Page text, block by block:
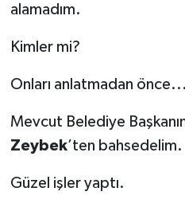
alamadım.
Kimler mi?
Onları anlatmadan önce...
Mevcut Belediye
Zeybek’ten bahsedelim.
Güzel işler yaptı.